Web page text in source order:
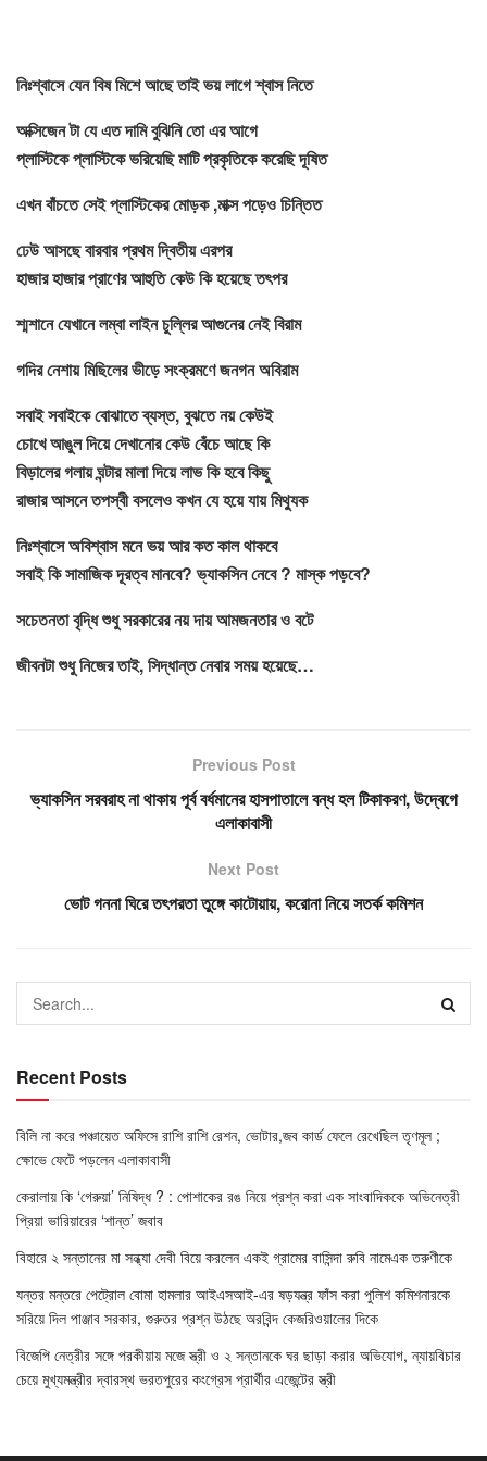
নিঃশ্বাসে যেন বিষ মিশে আছে তাই ভয় লাগে শ্বাস নিতে
অক্সিজেন টা যে এত দামি বুঝিনি তো এর আগে
প্লাস্টিকে প্লাস্টিকে ভরিয়েছি মাটি প্রকৃতিকে করেছি দূষিত
এখন বাঁচতে সেই প্লাস্টিকের মোড়ক ,মাক্স পড়েও চিন্তিত
ঢেউ আসছে বারবার প্রথম দ্বিতীয় এরপর
হাজার হাজার প্রাণের আহুতি কেউ কি হয়েছে তৎপর
শ্মশানে যেখানে লম্বা লাইন চুল্লির আগুনের নেই বিরাম
গদির নেশায় মিছিলের ভীড়ে সংক্রমণে জনগন অবিরাম
সবাই সবাইকে বোঝাতে ব্যস্ত, বুঝতে নয় কেউই
চোখে আঙুল দিয়ে দেখানোর কেউ বেঁচে আছে কি
বিড়ালের গলায় ঘন্টার মালা দিয়ে লাভ কি হবে কিছু
রাজার আসনে তপস্বী বসলেও কখন যে হয়ে যায় মিথ্যুক
নিঃশ্বাসে অবিশ্বাস মনে ভয় আর কত কাল থাকবে
সবাই কি সামাজিক দূরত্ব মানবে? ভ্যাকসিন নেবে ? মাস্ক পড়বে?
সচেতনতা বৃদ্ধি শুধু সরকারের নয় দায় আমজনতার ও বটে
জীবনটা শুধু নিজের তাই, সিদ্ধান্ত নেবার সময় হয়েছে…
Previous Post
ভ্যাকসিন সরবরাহ না থাকায় পূর্ব বর্ধমানের হাসপাতালে বন্ধ হল টিকাকরণ, উদ্বেগে
এলাকাবাসী
Next Post
ভোট গননা ঘিরে তৎপরতা তুঙ্গে কাটোয়ায়, করোনা নিয়ে সতর্ক কমিশন
Recent Posts
বিলি না করে পঞ্চায়েত অফিসে রাশি রাশি রেশন, ভোটার,জব কার্ড ফেলে রেখেছিল তৃণমূল ;
ক্ষোভে ফেটে পড়লেন এলাকাবাসী
কেরালায় কি ‘গেরুয়া’ নিষিদ্ধ ? : পোশাকের রঙ নিয়ে প্রশ্ন করা এক সাংবাদিককে অভিনেত্রী
প্রিয়া ভারিয়ারের ‘শান্ত’ জবাব
বিহারে ২ সন্তানের মা সন্ধ্যা দেবী বিয়ে করলেন একই গ্রামের বাসিন্দা রুবি নামেএক তরুণীকে
যন্তর মন্তরে পেট্রোল বোমা হামলার আইএসআই-এর ষড়যন্ত্র ফাঁস করা পুলিশ কমিশনারকে
সরিয়ে দিল পাঞ্জাব সরকার, গুরুতর প্রশ্ন উঠছে অরবিন্দ কেজরিওয়ালের দিকে
বিজেপি নেত্রীর সঙ্গে পরকীয়ায় মজে স্ত্রী ও ২ সন্তানকে ঘর ছাড়া করার অভিযোগ, ন্যায়বিচার
চেয়ে মুখ্যমন্ত্রীর দ্বারস্থ ভরতপুরের কংগ্রেস প্রার্থীর এজেন্টের স্ত্রী